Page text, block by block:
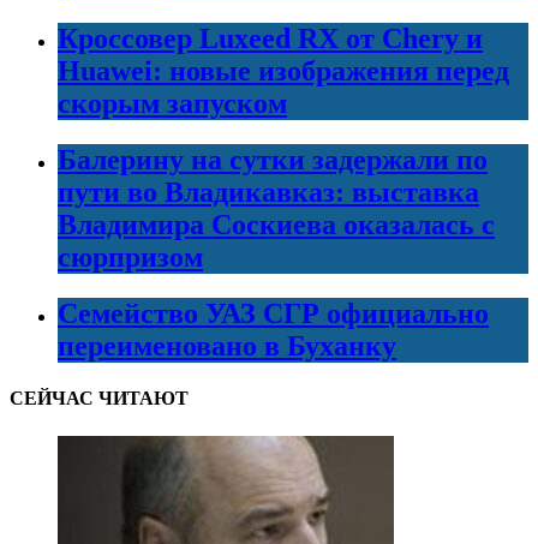
Кроссовер Luxeed RX от Chery и
Huawei: новые изображения перед
скорым запуском
Балерину на сутки задержали по
пути во Владикавказ: выставка
Владимира Соскиева оказалась с
сюрпризом
Семейство УАЗ СГР официально
переименовано в Буханку
СЕЙЧАС ЧИТАЮТ